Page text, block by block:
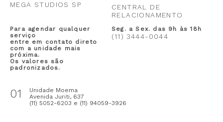
MEGA STUDIOS SP
CENTRAL DE
RELACIONAMENTO
Para agendar qualquer
serviço
entre em contato direto
com a unidade mais
próxima.
Os valores são
padronizados.
Seg. a Sex. das 9h às 18h
(11) 3444-0044
01
Unidade Moema
Avenida Juriti, 637
(11) 5052-6203 e (11) 94059-3926